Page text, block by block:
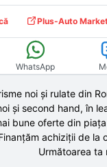
Plus-Auto
WhatsApp
noi și rulate din
și second hand,în
bune oferte din
achiziții de la
Următoarea ta